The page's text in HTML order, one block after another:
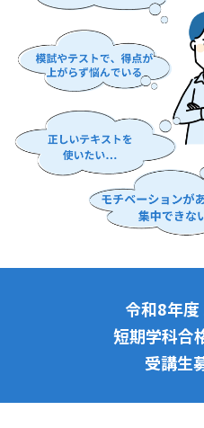
令和8年
短期学科合
受講生